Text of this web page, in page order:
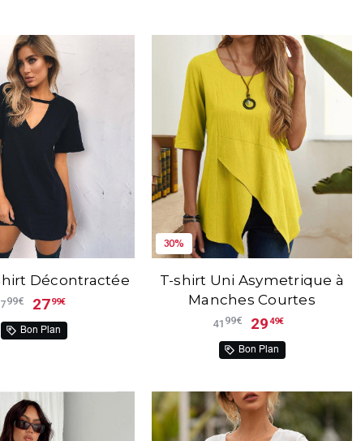
Décontractée
99€ 2799€
Bon Plan
30%
T-shirt Uni Asymetrique à
Manches Courtes
41 99€ 2949€
Bon Plan